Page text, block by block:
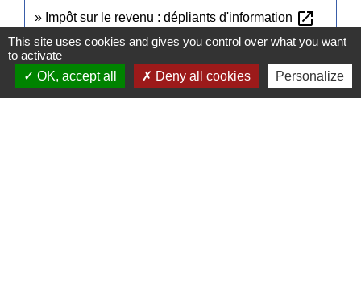
Impôt sur le revenu : dépliants d'information open_in_new
Signaler une erreur sur cette page
This site uses cookies and gives you control over what you want
to activate
OK, accept all
Deny all cookies Personalize